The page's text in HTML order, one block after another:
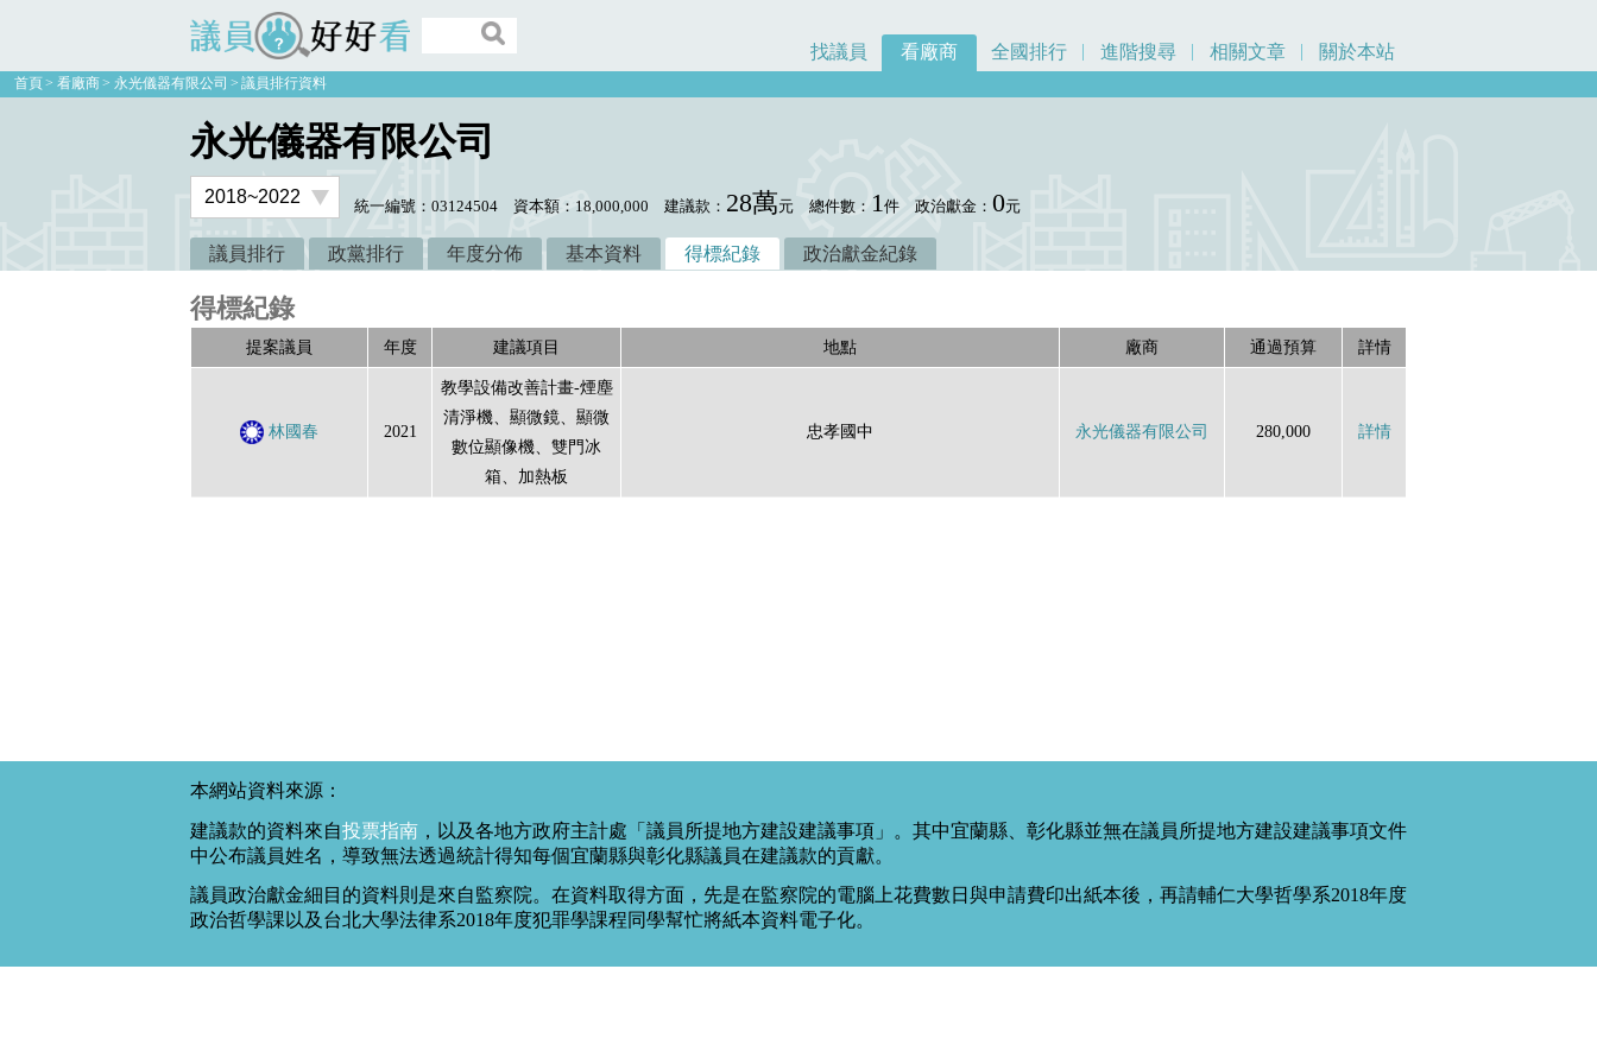
議員好好看
找議員 看廠商 全國排行 進階搜尋 相關文章 關於本站
首頁 看廠商 永光儀器有限公司 議員排行資料
永光儀器有限公司
統一編號：03124504 資本額：18,000,000 建議款： 28萬元 總件數： 1件 政治獻金：0元
議員排行 政黨排行 年度分佈 基本資料 得標紀錄 政治獻金紀錄
得標紀錄
提案議員 年度 建議項目 地點 廠商 通過預算 詳情
林國春 2021
教學設備改善計畫-煙塵
清淨機、顯微鏡、顯微
數位顯像機、雙門冰
箱、加熱板
忠孝國中 永光儀器有限公司 280,000 詳情
本網站資料來源：
建議款的資料來自投票指南 ，以及各地方政府主計處「議員所提地方建設建議事項」。其中宜蘭縣、彰化縣並無在議員所提地方建設建議事項文件
中公布議員姓名，導致無法透過統計得知每個宜蘭縣與彰化縣議員在建議款的貢獻。
議員政治獻金細目的資料則是來自監察院。在資料取得方面，先是在監察院的電腦上花費數日與申請費印出紙本後，再請輔仁大學哲學系2018年度
政治哲學課以及台北大學法律系2018年度犯罪學課程同學幫忙將紙本資料電子化。